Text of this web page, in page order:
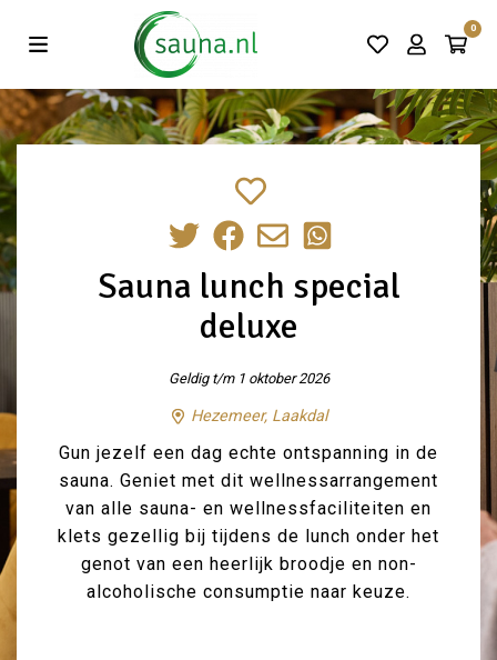
0
Vind de beste acties in één klik!
Sauna lunch special
deluxe
Geldig t/m 1 oktober 2026
Hezemeer, Laakdal
Gun jezelf een dag echte ontspanning in de
sauna. Geniet met dit wellnessarrangement
van alle sauna- en wellnessfaciliteiten en
klets gezellig bij tijdens de lunch onder het
genot van een heerlijk broodje en non-
alcoholische consumptie naar keuze.